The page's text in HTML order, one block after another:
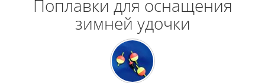
Поплавки для оснащения
зимней удочки